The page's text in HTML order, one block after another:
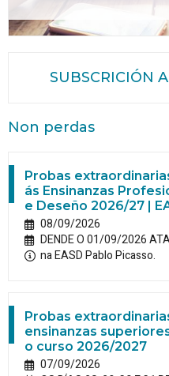
SUBSCRICIÓN
Non perdas
Probas
ás Ensinanzas
e Deseño 2026/27 |
08/09/2026
DENDE O 01/09/2026
na EASD Pablo Picasso.
Probas
ensinanzas
o curso 2026/2027
07/09/2026